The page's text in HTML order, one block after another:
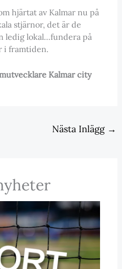
hjärtat av Kalmar nu på
stjärnor, det är de
ledig lokal…fundera på
i framtiden.
Kalmar city
Nästa Inlägg →